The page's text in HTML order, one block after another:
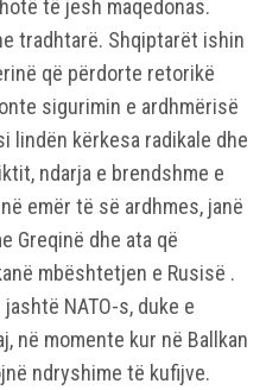
të jesh maqedonas.
tradhtarë. Shqiptarët ishin
që përdorte retorikë
sigurimin e ardhmërisë
lindën kërkesa radikale dhe
ndarja e brendshme e
emër të së ardhmes, janë
Greqinë dhe ata që
mbështetjen e Rusisë .
NATO-s, duke e
në momente kur në Ballkan
ndryshime të kufijve.